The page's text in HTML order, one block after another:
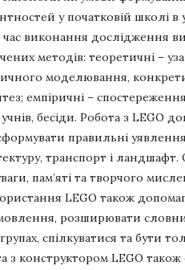
у початковій школі в
час виконання дослідження
методів: теоретичні –
моделювання,
емпіричні –
учнів, бесіди. Робота з LEGO
правильні
транспорт і ландшафт.
пам’яті та творчого
LEGO також
розширювати
спілкуватися та бути
конструктором LEGO також